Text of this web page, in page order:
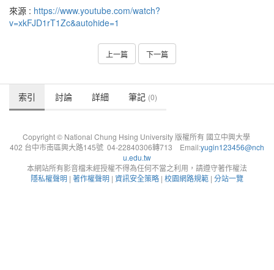
來源 : https://www.youtube.com/watch?
v=xkFJD1rT1Zc&autohide=1
上一篇 下一篇
索引 討論 詳細 筆記 (0)
Copyright © National Chung Hsing University 版權所有 國立中興大學
402 台中市南區興大路145號 04-22840306轉713 Email:yugin123456@nch
u.edu.tw
本網站所有影音檔未經授權不得為任何不當之利用，請遵守著作權法
隱私權聲明 | 著作權聲明 | 資訊安全策略 | 校園網路規範 | 分站一覽